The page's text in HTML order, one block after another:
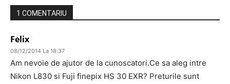
1 COMENTARIU
Felix
08/12/2014 La 18:37
Am nevoie de ajutor de la cunoscatori.Ce sa aleg intre
Nikon L830 si Fuji finepix HS 30 EXR? Preturile sunt